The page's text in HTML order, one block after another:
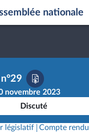
nationale
novembre 2023
Discuté
législatif Compte rendu